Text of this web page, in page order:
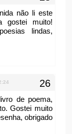
não li este
gostei muito!
lindas,
de poema,
Gostei muito
obrigado